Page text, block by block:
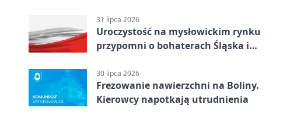
31 lipca 2026
Uroczystość na mysłowickim rynku
przypomni o bohaterach Śląska i
30 lipca 2026
Frezowanie nawierzchni na Boliny.
Kierowcy napotkają utrudnienia